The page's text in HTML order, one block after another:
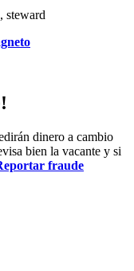
steward
dinero a cambio
bien la vacante y si
fraude